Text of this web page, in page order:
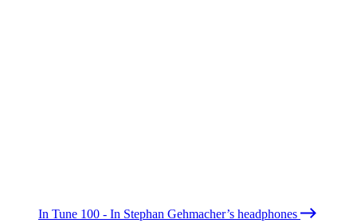
In Tune 100 - In Stephan Gehmacher’s headphones